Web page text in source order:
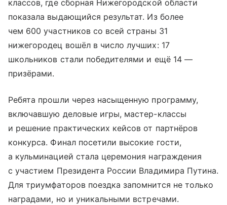
классов, где сборная Нижегородской области
показала выдающийся результат. Из более
чем 600 участников со всей страны 31
нижегородец вошёл в число лучших: 17
школьников стали победителями и ещё 14 —
призёрами.
Ребята прошли через насыщенную программу,
включавшую деловые игры, мастер-классы
и решение практических кейсов от партнёров
конкурса. Финал посетили высокие гости,
а кульминацией стала церемония награждения
с участием Президента России Владимира Путина.
Для триумфаторов поездка запомнится не только
наградами, но и уникальными встречами.